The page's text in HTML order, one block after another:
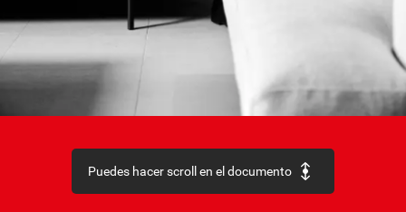
Puedes hacer scroll en el documento